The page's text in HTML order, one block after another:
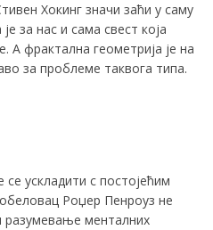
Хокинг значи заћи у саму
за нас и сама свест која
А фрактална геометрија је на
за проблеме таквога типа.
ускладити с постојећим
Роџер Пенроуз не
менталних